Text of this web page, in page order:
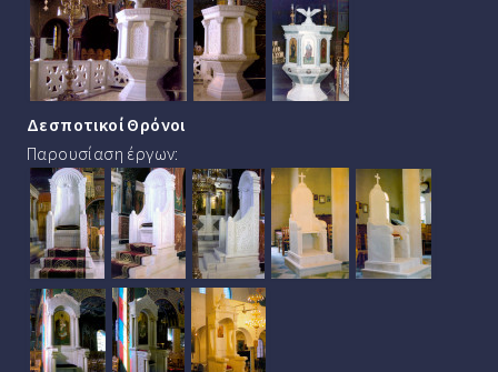
Δεσποτικοί Θρόνοι
Παρουσίαση έργων: